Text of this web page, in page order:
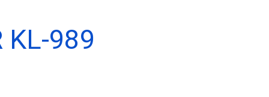
KL-989